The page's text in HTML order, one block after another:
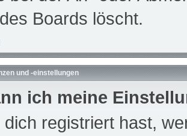
Boards löscht.
und -einstellungen
ich meine
dich registriert hast,